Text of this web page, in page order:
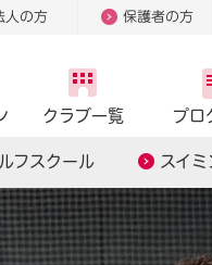
人の方 保護者の方
クラブ一覧 プロ
フスクール スイ